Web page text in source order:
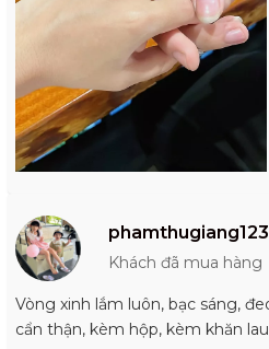
phamthugiang123
Khách đã mua hàng
Vòng xinh lắm luôn, bạc sáng,
cẩn thận, kèm hộp, kèm khăn